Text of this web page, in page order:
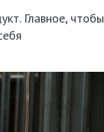
Главное, чтобы